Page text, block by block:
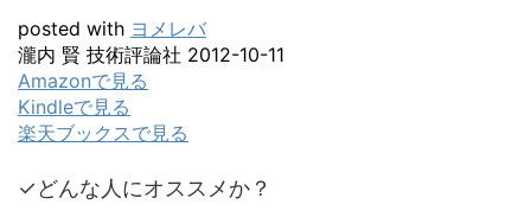
posted with ヨメレバ
瀧内 賢 技術評論社 2012-10-11
Amazonで見る
Kindleで見る
楽天ブックスで見る
✓ どんな人にオススメか？